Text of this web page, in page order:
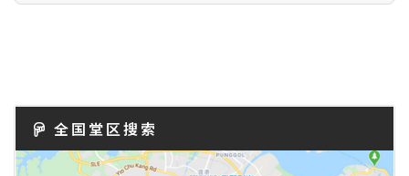
全国堂区搜索